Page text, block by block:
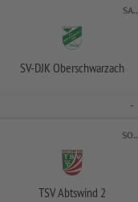
SA..
SV-DJK Oberschwarzach
-
SO..
TSV Abtswind 2